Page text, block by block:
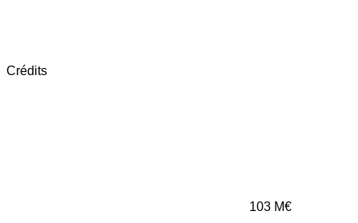
Crédits
103 M€